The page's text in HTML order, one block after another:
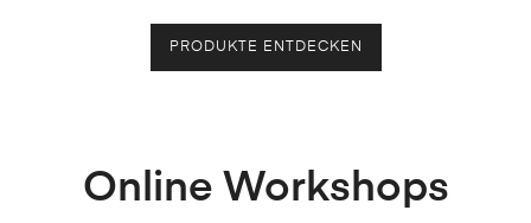
PRODUKTE ENTDECKEN
Online Workshops